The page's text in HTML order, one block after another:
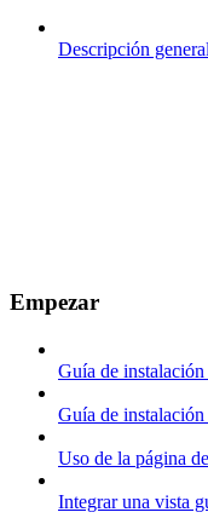
Descripción
Empezar
Guía de
Guía de
Uso de la página
Integrar una vista